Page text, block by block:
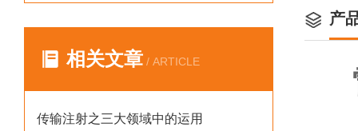
相关文章 / ARTICLE
传输注射之三大领域中的运用
产